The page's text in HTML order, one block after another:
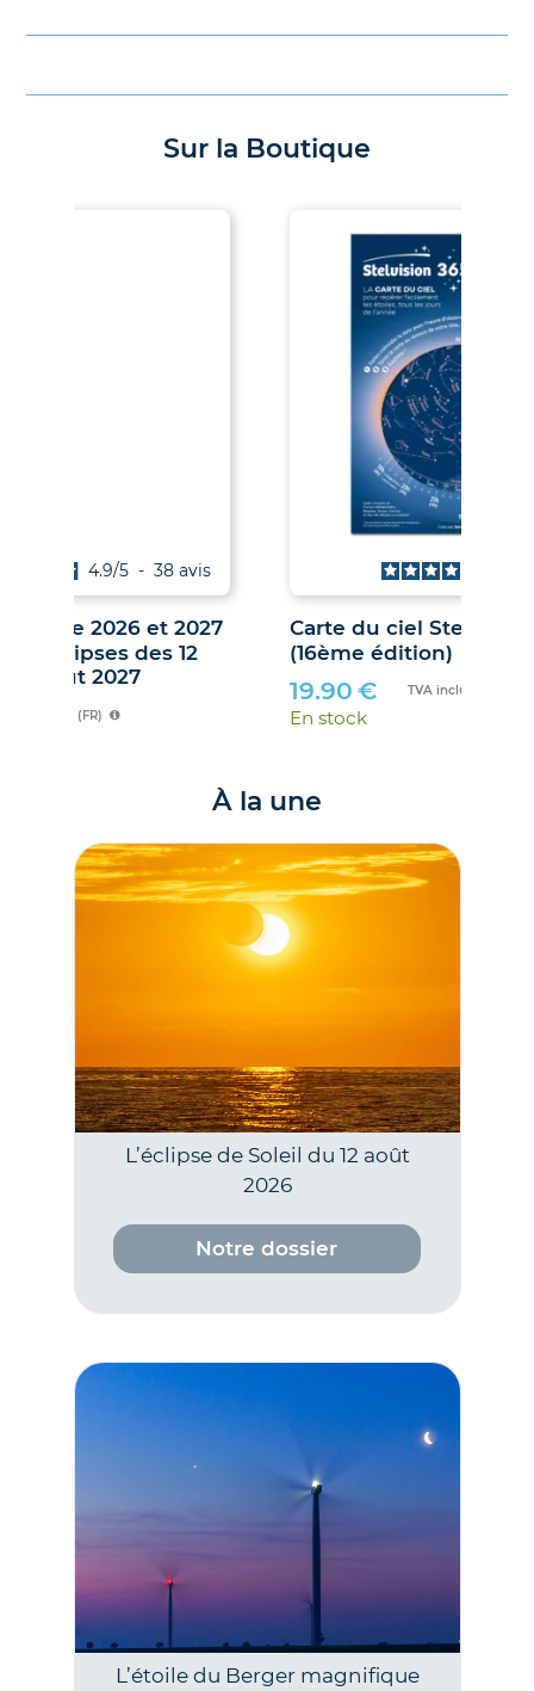
Sur la Boutique
Les Soleils noirs de 2026 et 2027
– Le guide des éclipses des 12
août 2026 et 2 août 2027
38avis
21.00 TVA incluse (FR)
À la une
L’éclipse de Soleil du 12 août
2026
Notre dossier
L’étoile du Berger magnifique